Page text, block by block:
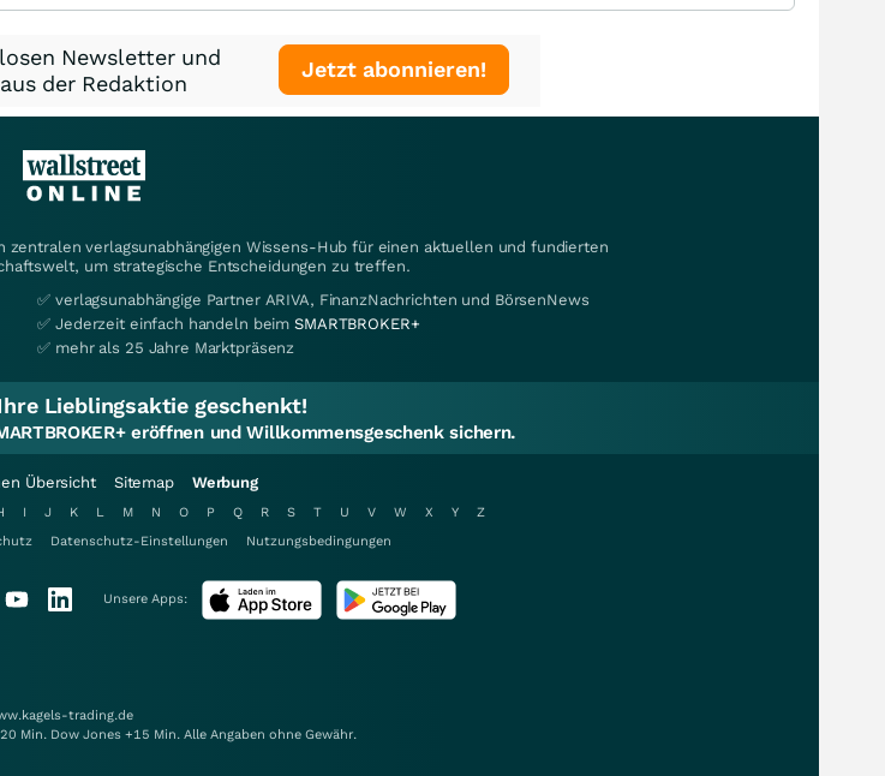
Newsletter und
der Redaktion
Jetzt abonnieren!
verlagsunabhängigen Wissens-Hub für einen aktuellen und fundierten
um strategische Entscheidungen zu treffen.
✅ verlagsunabhängige Partner ARIVA, FinanzNachrichten und BörsenNews
✅ Jederzeit einfach handeln beimSMARTBROKER+
✅ mehr als 25 Jahre Marktpräsenz
Lieblingsaktie geschenkt!
eröffnen und Willkommensgeschenk sichern.
Übersicht Sitemap Werbung
I J K L M N O P Q R S T U V W X Y
Z
Datenschutz-Einstellungen Nutzungsbedingungen
Unsere Apps:
trading.de
Min. Dow Jones +15 Min. Alle Angaben ohne Gewähr.